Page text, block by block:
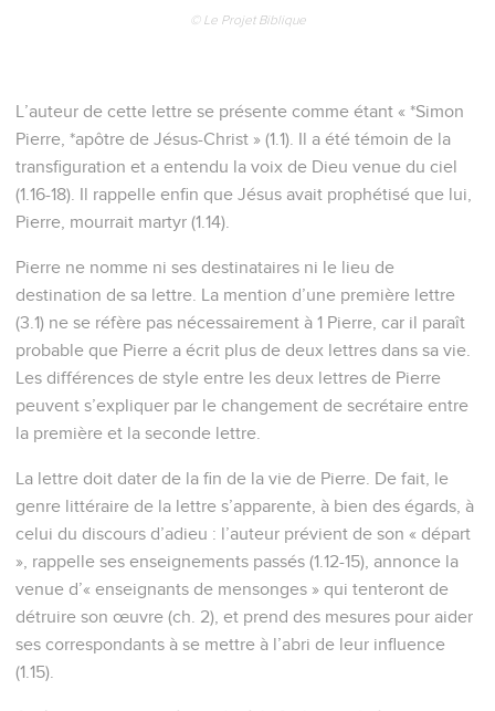
© Le Projet Biblique
L’auteur de cette lettre se présente comme étant « *Simon
Pierre, *apôtre de Jésus-Christ » (1.1). Il a été témoin de la
transfiguration et a entendu la voix de Dieu venue du ciel
(1.16-18). Il rappelle enfin que Jésus avait prophétisé que lui,
Pierre, mourrait martyr (1.14).
Pierre ne nomme ni ses destinataires ni le lieu de
destination de sa lettre. La mention d’une première lettre
(3.1) ne se réfère pas nécessairement à 1 Pierre, car il paraît
probable que Pierre a écrit plus de deux lettres dans sa vie.
Les différences de style entre les deux lettres de Pierre
peuvent s’expliquer par le changement de secrétaire entre
la première et la seconde lettre.
La lettre doit dater de la fin de la vie de Pierre. De fait, le
genre littéraire de la lettre s’apparente, à bien des égards, à
celui du discours d’adieu : l’auteur prévient de son « départ
», rappelle ses enseignements passés (1.12-15), annonce la
venue d’« enseignants de mensonges » qui tenteront de
détruire son œuvre (ch. 2), et prend des mesures pour aider
ses correspondants à se mettre à l’abri de leur influence
(1.15).